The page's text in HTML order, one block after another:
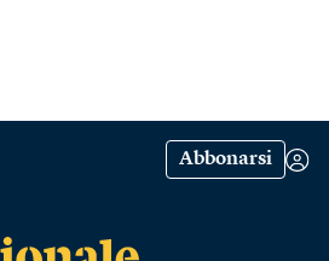
Abbonarsi